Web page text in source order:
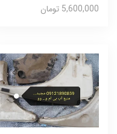
5,600,000 تومان